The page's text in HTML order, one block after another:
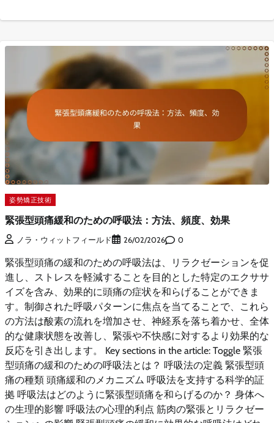
姿勢矯正技術
緊張型頭痛緩和のための呼吸法：方法、頻度、効果
ノラ・ウィットフィールド 26/02/2026 0
緊張型頭痛の緩和のための呼吸法は、リラクゼーションを促
進し、ストレスを軽減することを目的とした特定のエクササ
イズを含み、効果的に頭痛の症状を和らげることができま
す。制御された呼吸パターンに焦点を当てることで、これら
の方法は酸素の流れを増加させ、神経系を落ち着かせ、全体
的な健康状態を改善し、緊張や不快感に対するより効果的な
反応を引き出します。 Key sections in the article: Toggle 緊張
型頭痛の緩和のための呼吸法とは？ 呼吸法の定義 緊張型頭
痛の種類 頭痛緩和のメカニズム 呼吸法を支持する科学的証
拠 呼吸法はどのように緊張型頭痛を和らげるのか？ 身体へ
の生理的影響 呼吸法の心理的利点 筋肉の緊張とリラクゼー